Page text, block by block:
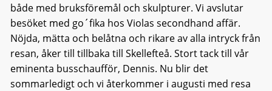
både med bruksföremål och skulpturer. Vi avslutar
besöket med go´fika hos Violas secondhand affär.
Nöjda, mätta och belåtna och rikare av alla intryck från
resan, åker till tillbaka till Skellefteå. Stort tack till vår
eminenta busschaufför, Dennis. Nu blir det
sommarledigt och vi återkommer i augusti med resa